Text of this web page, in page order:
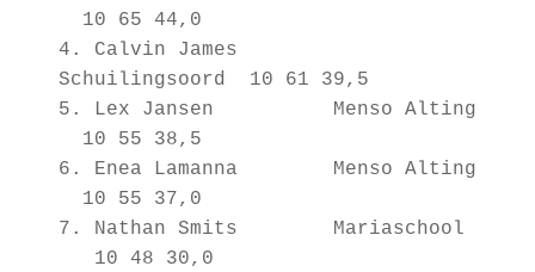
10 65 44,0
4. Calvin James
Schuilingsoord 10 61 39,5
5. Lex Jansen Menso Alting
10 55 38,5
6. Enea Lamanna Menso Alting
10 55 37,0
7. Nathan Smits Mariaschool
10 48 30,0